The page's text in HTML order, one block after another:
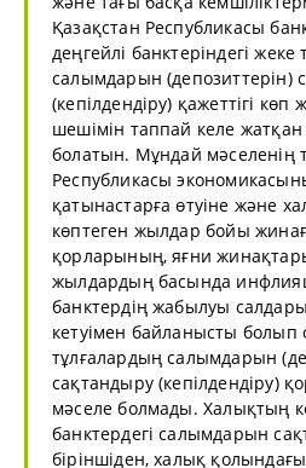
Қазақстан Республикасы
деңгейлі банктеріндегі
салымдарын (депозиттерін)
(кепілдендіру) қажеттігі
шешімін таппай келе жатқан
болатын. Мұндай мәселенің
Республикасы
қатынастарға өтуіне және
көптеген жылдар бойы
қорларының, яғни
жылдардың басында
банктердің жабылуы
кетуімен байланысты болып
тұлғалардың салымдарын
сақтандыру (кепілдендіру)
мәселе болмады. Халықтың
банктердегі салымдарын
біріншіден, халық